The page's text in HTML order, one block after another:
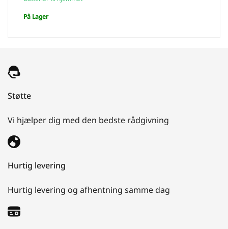
På Lager
Støtte
Vi hjælper dig med den bedste rådgivning
Hurtig levering
Hurtig levering og afhentning samme dag